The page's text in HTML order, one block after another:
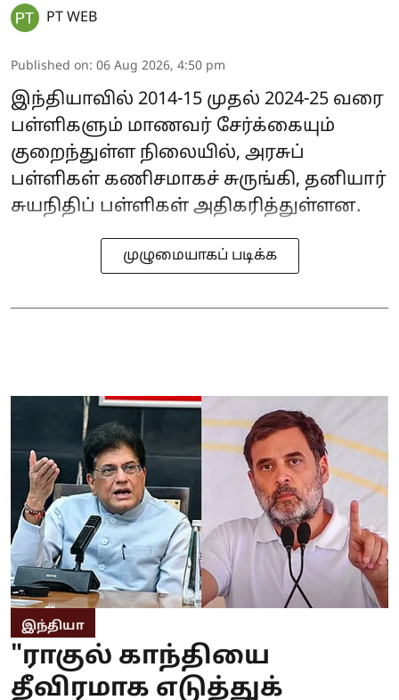
PT WEB
Published on: 06 Aug 2026, 4:50 pm
இந்தியாவில் 2014-15 முதல் 2024-25 வரை
பள்ளிகளும் மாணவர் சேர்க்கையும்
குறைந்துள்ள நிலையில், அரசுப்
பள்ளிகள் கணிசமாகச் சுருங்கி, தனியார்
சுயநிதிப் பள்ளிகள் அதிகரித்துள்ளன.
முழுமையாகப் படிக்க
இந்தியா
"ராகுல் காந்தியை
தீவிரமாக எடுத்துக்